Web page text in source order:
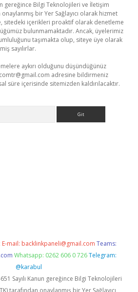
gereğince Bilgi Teknolojileri ve İletişim
bir Yer Sağlayıcı olarak hizmet
sitedeki içerikleri proaktif olarak denetleme
bulunmamaktadır. Ancak, üyelerimiz
taşımakta olup, siteye üye olarak
sayılırlar.
aykırı olduğunu düşündüğünüz
adresine bildirmeniz
süre içerisinde sitemizden kaldırılacaktır.
E-mail: backlinkpaneli@gmail.com Teams:
Whatsapp: 0262 606 0 726 Telegram:
@karabul
Sayılı Kanun gereğince Bilgi Teknolojileri
tarafından onaylanmış bir Yer Sağlayıcı